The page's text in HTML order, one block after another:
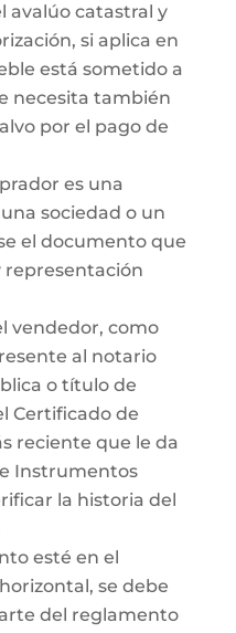
avalúo catastral y
si aplica en
está sometido a
necesita también
por el pago de
es una
sociedad o un
el documento que
representación
vendedor, como
al notario
o título de
Certificado de
reciente que le da
Instrumentos
la historia del
esté en el
se debe
del reglamento